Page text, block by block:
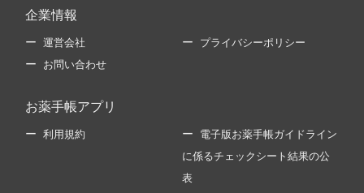
企業情報
運営会社 プライバシーポリシー
お問い合わせ
お薬手帳アプリ
利用規約 電子版お薬手帳ガイドライン
に係るチェックシート結果の公
表